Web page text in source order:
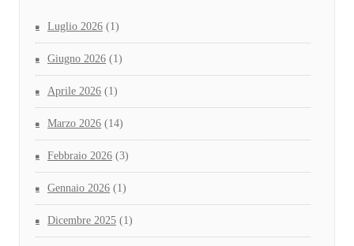
Luglio 2026 (1)
Giugno 2026 (1)
Aprile 2026 (1)
Marzo 2026 (14)
Febbraio 2026 (3)
Gennaio 2026 (1)
Dicembre 2025 (1)